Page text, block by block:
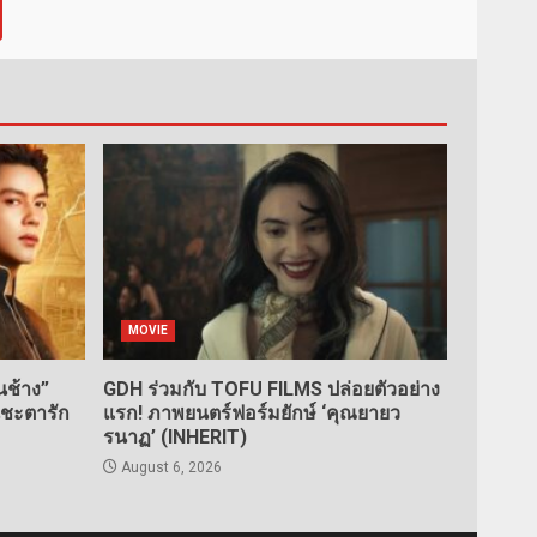
าง”
ะตารัก
MOVIE
GDH ร่วมกับ TOFU FILMS ปล่อยตัวอย่าง
แรก! ภาพยนตร์ฟอร์มยักษ์ ‘คุณยายว
รนาฏ’ (INHERIT)
August 6, 2026